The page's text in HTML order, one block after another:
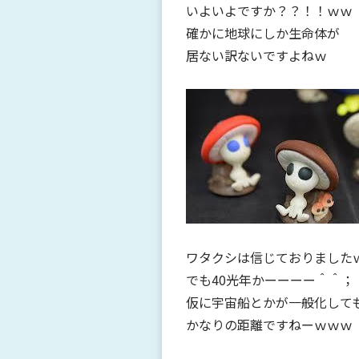
いよいよですか？？！！ｗｗ
確かに地球にしか生命体が
居ない訳ないですよねｗ
ワタクシは信じておりました
でも40光年かーーーー＾＾；
仮に宇宙船とかが一般化して
かなりの距離ですねーｗｗｗ